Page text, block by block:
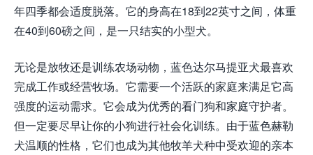
年四季都会适度脱落。它的身高在18到22英寸之间，体重
在40到60磅之间，是一只结实的小型犬。
无论是放牧还是训练农场动物，蓝色达尔马提亚犬最喜欢
完成工作或经营牧场。它需要一个活跃的家庭来满足它高
强度的运动需求。它会成为优秀的看门狗和家庭守护者。
但一定要尽早让你的小狗进行社会化训练。由于蓝色赫勒
犬温顺的性格，它们也成为其他牧羊犬种中受欢迎的亲本